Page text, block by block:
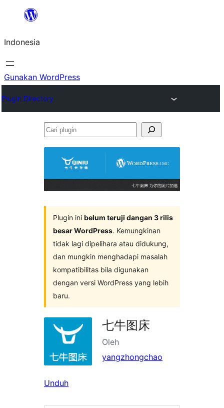
Lewati
konten
Indonesia
Gunakan WordPress
Plugin Directory
Cari
Plugin ini belum teruji dangan 3 rilis
besar WordPress. Kemungkinan
tidak lagi dipelihara atau didukung,
dan mungkin menghadapi masalah
kompatibilitas bila digunakan
dengan versi WordPress yang lebih
baru.
七牛图床
Oleh
yangzhongchao
Unduh